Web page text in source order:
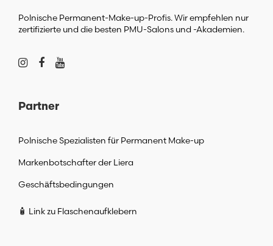
Polnische Permanent-Make-up-Profis. Wir empfehlen nur
zertifizierte und die besten PMU-Salons und -Akademien.
Partner
Polnische Spezialisten für Permanent Make-up
Markenbotschafter der Liera
Geschäftsbedingungen
🧴 Link zu Flaschenaufklebern